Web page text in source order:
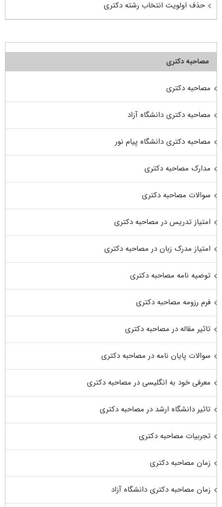
حذف اولویت انتخاب رشته دکتری
مصاحبه دکتری
مصاحبه دکتری
مصاحبه دکتری دانشگاه آزاد
مصاحبه دکتری دانشگاه پیام نور
مدارک مصاحبه دکتری
سوالات مصاحبه دکتری
امتیاز تدریس در مصاحبه دکتری
امتیاز مدرک زبان در مصاحبه دکتری
توصیه نامه مصاحبه دکتری
فرم رزومه مصاحبه دکتری
تاثیر مقاله در مصاحبه دکتری
سوالات پایان نامه در مصاحبه دکتری
معرفی خود به انگلیسی در مصاحبه دکتری
تاثیر دانشگاه ارشد در مصاحبه دکتری
تجربیات مصاحبه دکتری
زمان مصاحبه دکتری
زمان مصاحبه دکتری دانشگاه آزاد